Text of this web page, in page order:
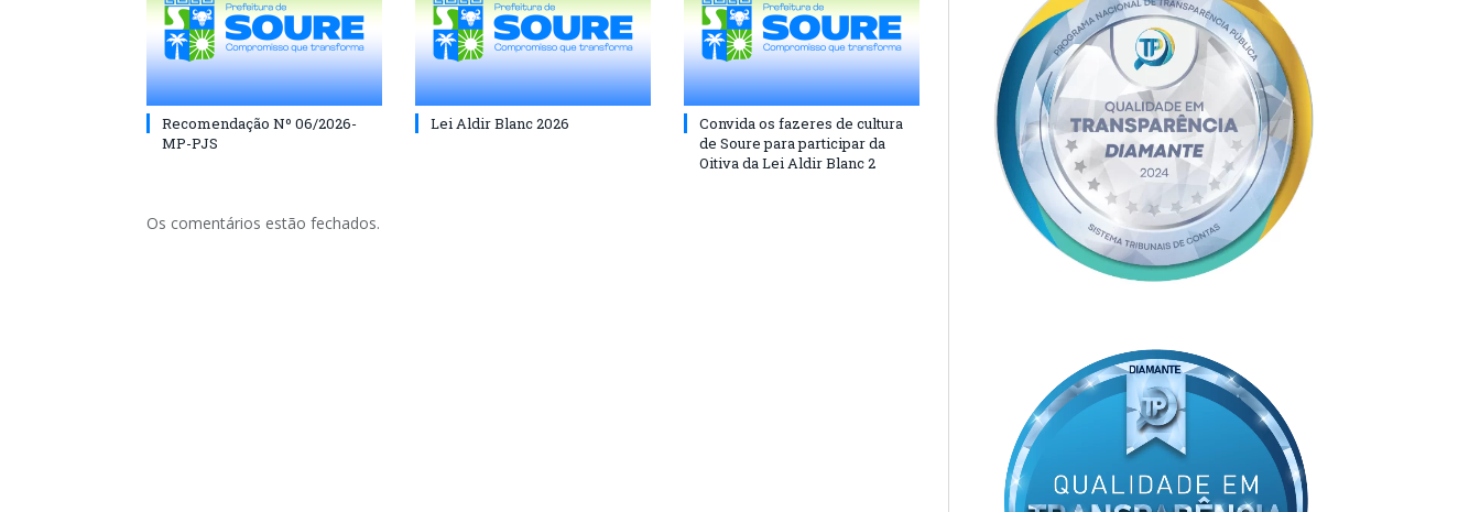
Recomendação Nº 06/2026-
MP-PJS
Lei Aldir Blanc 2026
Convida os fazeres de cultura
de Soure para participar da
Oitiva da Lei Aldir Blanc 2
Os comentários estão fechados.